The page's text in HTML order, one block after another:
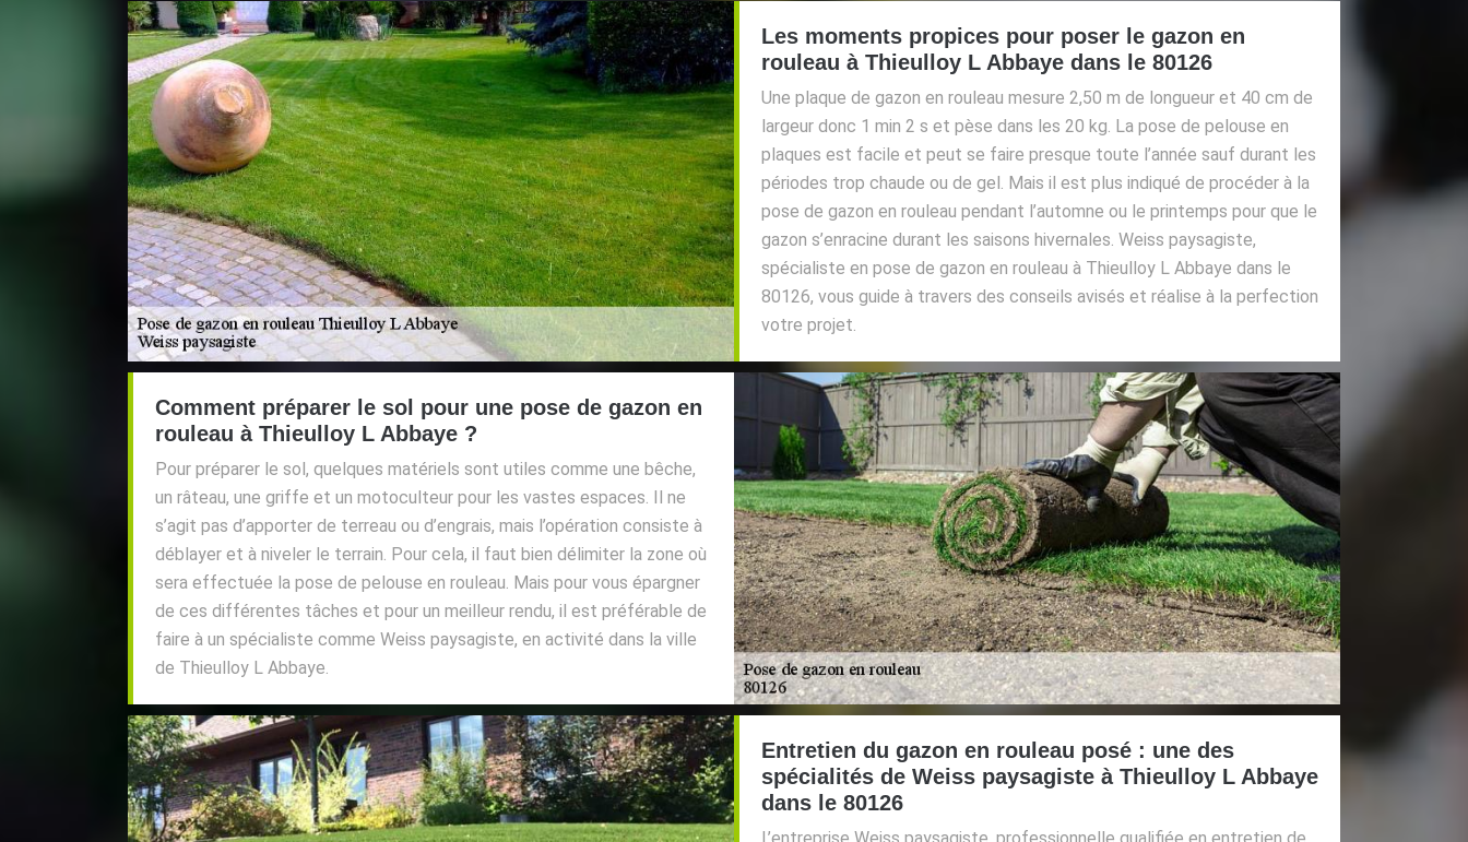
Les moments propices pour poser le gazon en
rouleau à Thieulloy L Abbaye dans le 80126
Une plaque de gazon en rouleau mesure 2,50 m de longueur et 40 cm de
largeur donc 1 min 2 s et pèse dans les 20 kg. La pose de pelouse en
plaques est facile et peut se faire presque toute l’année sauf durant les
périodes trop chaude ou de gel. Mais il est plus indiqué de procéder à la
pose de gazon en rouleau pendant l’automne ou le printemps pour que le
gazon s’enracine durant les saisons hivernales. Weiss paysagiste,
spécialiste en pose de gazon en rouleau à Thieulloy L Abbaye dans le
80126, vous guide à travers des conseils avisés et réalise à la perfection
votre projet.
Comment préparer le sol pour une pose de gazon en
rouleau à Thieulloy L Abbaye ?
Pour préparer le sol, quelques matériels sont utiles comme une bêche,
un râteau, une griffe et un motoculteur pour les vastes espaces. Il ne
s’agit pas d’apporter de terreau ou d’engrais, mais l’opération consiste à
déblayer et à niveler le terrain. Pour cela, il faut bien délimiter la zone où
sera effectuée la pose de pelouse en rouleau. Mais pour vous épargner
de ces différentes tâches et pour un meilleur rendu, il est préférable de
faire à un spécialiste comme Weiss paysagiste, en activité dans la ville
de Thieulloy L Abbaye.
Entretien du gazon en rouleau posé : une des
spécialités de Weiss paysagiste à Thieulloy L Abbaye
dans le 80126